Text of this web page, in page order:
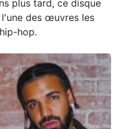
plus tard, ce disque
des œuvres les
hop.